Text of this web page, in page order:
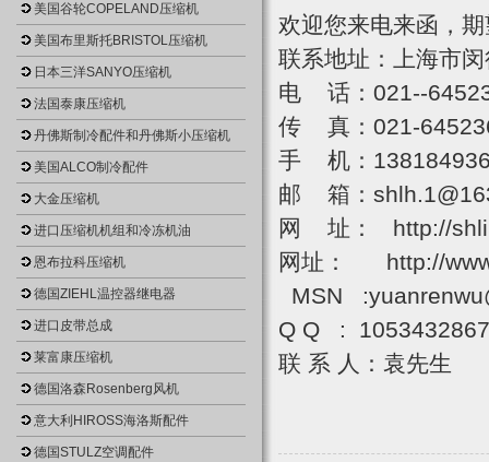
美国谷轮COPELAND压缩机
美国布里斯托BRISTOL压缩机
日本三洋SANYO压缩机
法国泰康压缩机
丹佛斯制冷配件和丹佛斯小压缩机
美国ALCO制冷配件
大金压缩机
进口压缩机机组和冷冻机油
恩布拉科压缩机
德国ZIEHL温控器继电器
进口皮带总成
莱富康压缩机
德国洛森Rosenberg风机
意大利HIROSS海洛斯配件
德国STULZ空调配件
欢迎您来电来函，
联系地址：上海市
电 话：021--
传 真：021-
手 机：
邮 箱：
网 址： http://
网址： http://
MSN
Q Q :
联 系 人：袁先生